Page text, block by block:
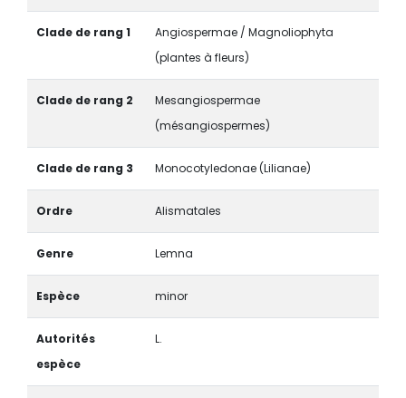
Clade de rang 1
Angiospermae / Magnoliophyta
(plantes à fleurs)
Clade de rang 2
Mesangiospermae
(mésangiospermes)
Clade de rang 3 Monocotyledonae (Lilianae)
Ordre Alismatales
Genre Lemna
Espèce minor
Autorités
espèce
L.